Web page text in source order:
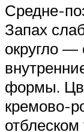
Средне-
Запах
округло —
формы.
кремово-